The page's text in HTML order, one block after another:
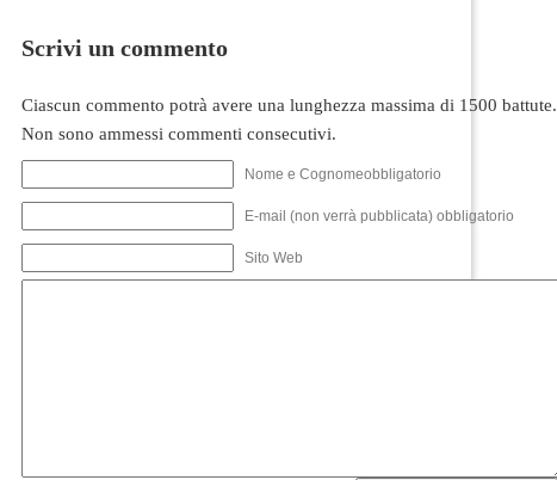
Scrivi un commento
Ciascun commento potrà avere una lunghezza massima di 1500 battute.
Non sono ammessi commenti consecutivi.
Nome e Cognomeobbligatorio
E-mail (non verrà pubblicata) obbligatorio
Sito Web